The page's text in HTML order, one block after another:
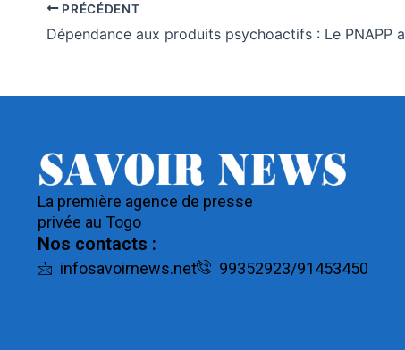
PRÉCÉDENT
La première agence de presse
privée au Togo
Nos contacts :
infosavoirnews.net 99352923/91453450